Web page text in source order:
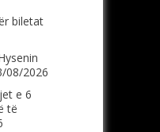
biletat
08/2026
e 6
të